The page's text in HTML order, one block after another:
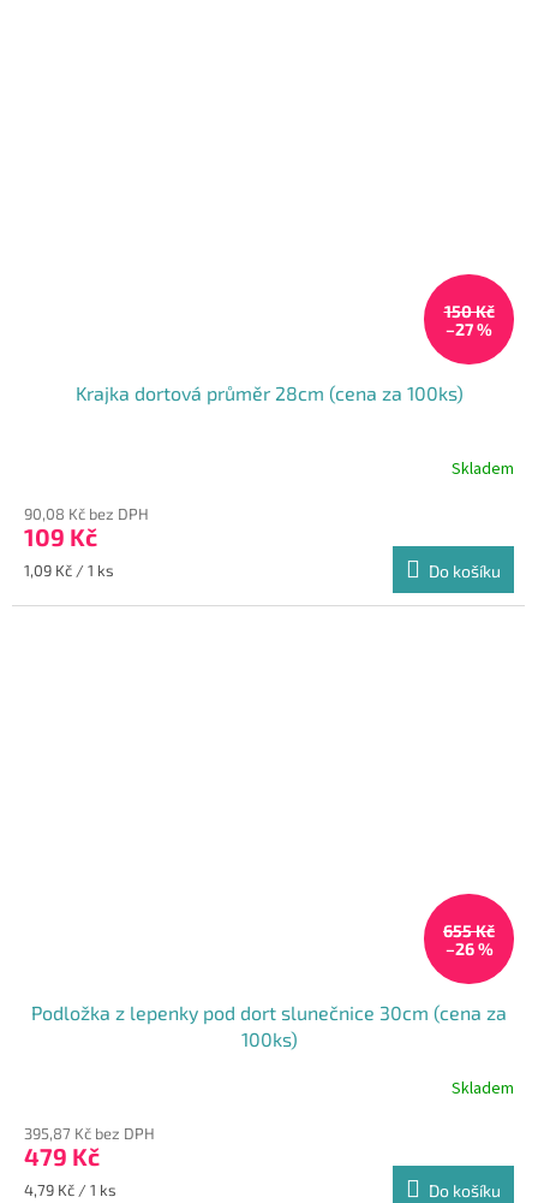
150 Kč
–27 %
Krajka dortová průměr 28cm (cena za 100ks)
produktu
je
5,0
5
Skladem
90,08 Kč bez DPH
109 Kč
Měrná
1,09 Kč / 1 ks Do košíku
655 Kč
–26 %
Podložka z lepenky pod dort slunečnice 30cm (cena za
100ks)
produktu
je
5,0
Skladem
395,87 Kč bez DPH
479 Kč
Měrná
4,79 Kč / 1 ks Do košíku